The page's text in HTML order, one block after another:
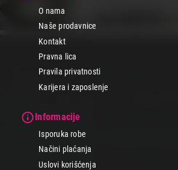
O nama
Naše prodavnice
Kontakt
Pravna lica
Pravila privatnosti
Karijera i zaposlenje
Informacije
Isporuka robe
Načini plaćanja
Uslovi korišćenja